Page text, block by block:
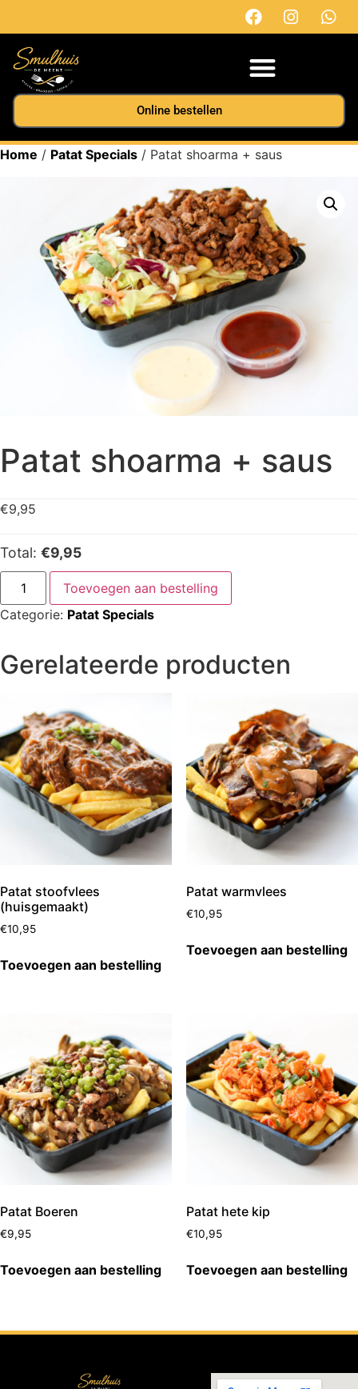
Online bestellen
Home / Patat Specials / Patat shoarma + saus
Patat shoarma + saus
€9,95
Total: €9,95
Toevoegen aan bestelling
Categorie: Patat Specials
Gerelateerde producten
Patat stoofvlees
(huisgemaakt)
€10,95
Toevoegen aan bestelling
Patat warmvlees
€10,95
Toevoegen aan bestelling
Patat Boeren
€9,95
Toevoegen aan bestelling
Patat hete kip
€10,95
Toevoegen aan bestelling